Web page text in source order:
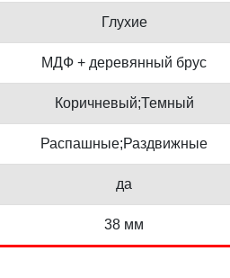
Глухие
МДФ + деревянный брус
Коричневый;Темный
Распашные;Раздвижные
да
38 мм